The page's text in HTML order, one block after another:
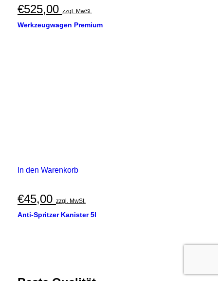
€525,00 zzgl. MwSt.
Werkzeugwagen Premium
In den Warenkorb
€45,00 zzgl. MwSt.
Anti-Spritzer Kanister 5l